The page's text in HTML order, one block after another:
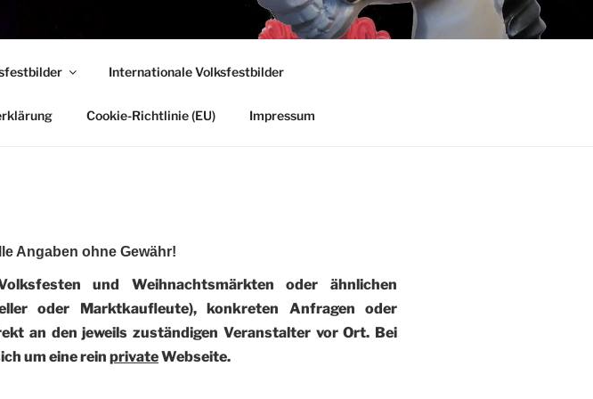
Internationale Volksfestbilder
Cookie-Richtlinie (EU) Impressum
Angaben ohne Gewähr!
und Weihnachtsmärkten oder ähnlichen
oder Marktkaufleute), konkreten Anfragen oder
an den jeweils zuständigen Veranstalter vor Ort. Bei
um eine rein privateWebseite.